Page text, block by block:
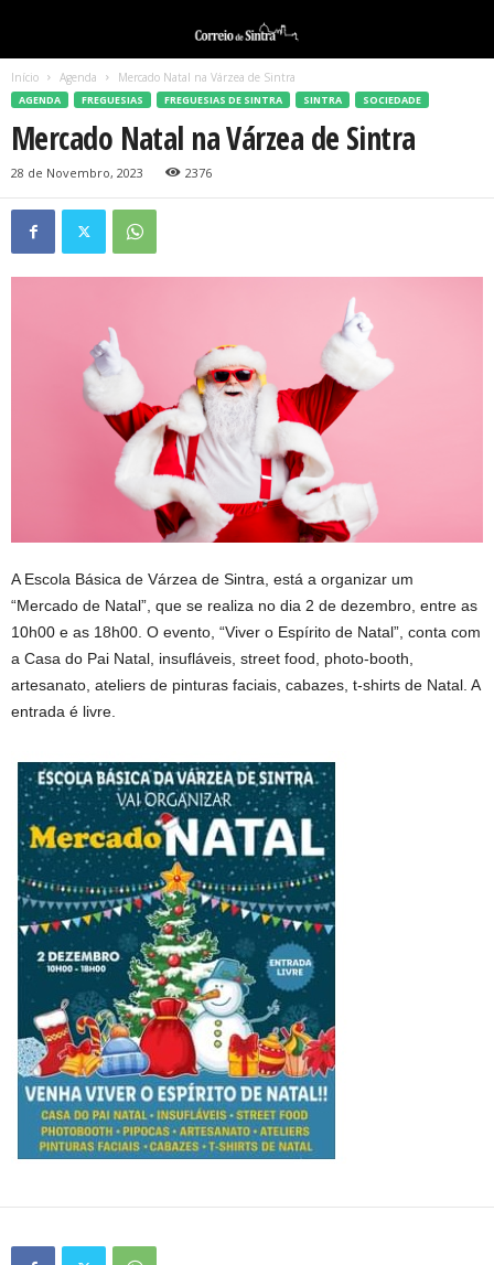
Início Agenda Mercado Natal na Várzea de Sintra
AGENDA FREGUESIAS FREGUESIAS DE SINTRA SINTRA SOCIEDADE
Mercado Natal na Várzea de Sintra
28 de Novembro, 2023 2376
A Escola Básica de Várzea de Sintra, está a organizar um
“Mercado de Natal”, que se realiza no dia 2 de dezembro, entre as
10h00 e as 18h00. O evento, “Viver o Espírito de Natal”, conta com
a Casa do Pai Natal, insufláveis, street food, photo-booth,
artesanato, ateliers de pinturas faciais, cabazes, t-shirts de Natal. A
entrada é livre.